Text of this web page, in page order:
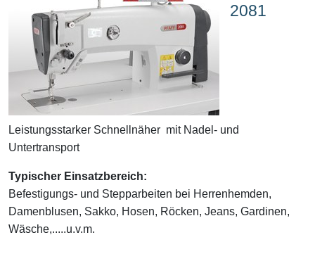
2081
Leistungsstarker Schnellnäher mit Nadel- und
Untertransport
Typischer Einsatzbereich:
Befestigungs- und Stepparbeiten bei Herrenhemden,
Damenblusen, Sakko, Hosen, Röcken, Jeans, Gardinen,
Wäsche,.....u.v.m.